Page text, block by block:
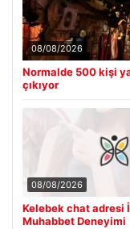
08/08/2026
Normalde 500 kişi
çıkıyor
08/08/2026
Kelebek chat adresi
Muhabbet Deneyimi